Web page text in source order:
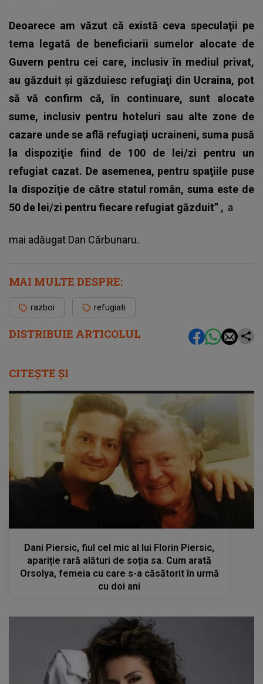
DISTRIBUIE ARTICOLUL
Deoarece am văzut că există ceva speculaţii pe
tema legată de beneficiarii sumelor alocate de
Guvern pentru cei care, inclusiv în mediul privat,
au găzduit şi găzduiesc refugiaţi din Ucraina, pot
să vă confirm că, în continuare, sunt alocate
sume, inclusiv pentru hoteluri sau alte zone de
cazare unde se află refugiaţi ucraineni, suma pusă
la dispoziţie fiind de 100 de lei/zi pentru un
refugiat cazat. De asemenea, pentru spaţiile puse
la dispoziţie de către statul român, suma este de
50 de lei/zi pentru fiecare refugiat găzduit” , a
mai adăugat Dan Cărbunaru.
MAI MULTE DESPRE:
razboi refugiati
CITEȘTE ȘI
Dani Piersic, fiul cel mic al lui Florin Piersic,
apariție rară alături de soția sa. Cum arată
Orsolya, femeia cu care s-a căsătorit în urmă
cu doi ani